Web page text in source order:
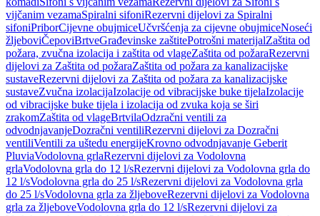
vijčanim vezamaSpiralni sifoniRezervni dijelovi za Spiralni
sifoniPriborCijevne obujmiceUčvršćenja za cijevne obujmiceNoseći
žljeboviČepoviBrtveGrađevinske zaštitePotrošni materijalZaštita od
požara, zvučna izolacija i zaštita od vlageZaštita od požaraRezervni
dijelovi za Zaštita od požaraZaštita od požara za kanalizacijske
sustaveRezervni dijelovi za Zaštita od požara za kanalizacijske
sustaveZvučna izolacijaIzolacije od vibracijske buke tijelaIzolacije
od vibracijske buke tijela i izolacija od zvuka koja se širi
zrakomZaštita od vlageBrtvilaOdzračni ventili za
odvodnjavanjeDozračni ventiliRezervni dijelovi za Dozračni
ventiliVentili za uštedu energijeKrovno odvodnjavanje Geberit
PluviaVodolovna grlaRezervni dijelovi za Vodolovna
grlaVodolovna grla do 12 l/sRezervni dijelovi za Vodolovna grla do
12 l/sVodolovna grla do 25 l/sRezervni dijelovi za Vodolovna grla
do 25 l/sVodolovna grla za žljeboveRezervni dijelovi za Vodolovna
grla za žljeboveVodolovna grla do 12 l/sRezervni dijelovi za